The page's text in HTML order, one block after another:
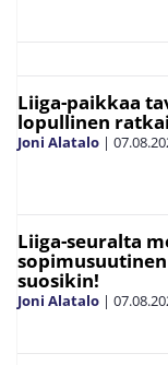
Liiga-paikkaa
lopullinen
Joni Alatalo |
Liiga-seuralta
suosikin!
Joni Alatalo |